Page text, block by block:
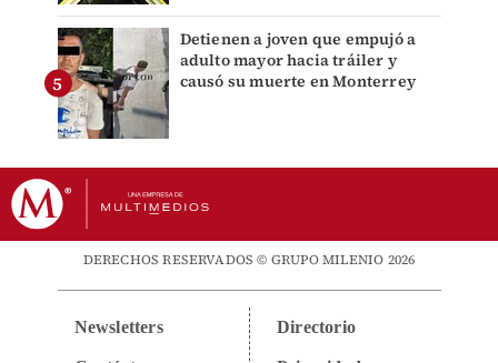
Detienen a joven que empujó a
adulto mayor hacia tráiler y
causó su muerte en Monterrey
DERECHOS RESERVADOS © GRUPO MILENIO 2026
Newsletters Directorio